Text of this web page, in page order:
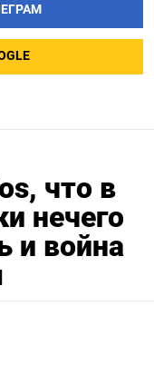
что в
нечего
и война